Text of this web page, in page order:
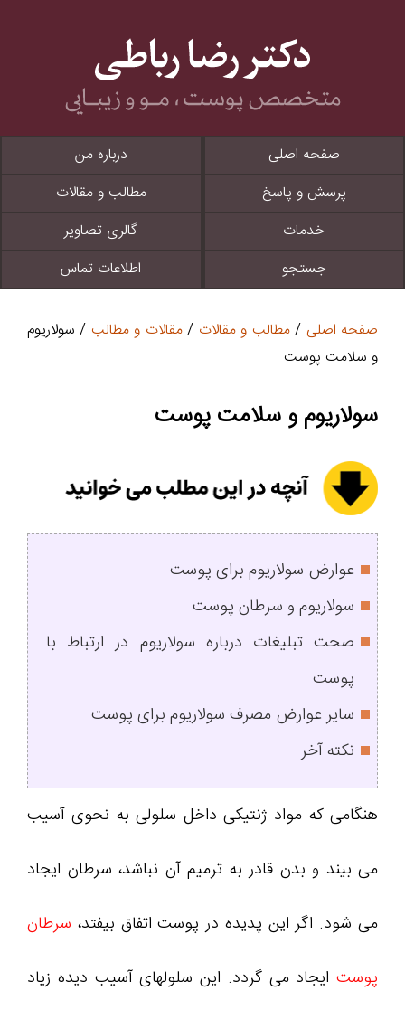
صفحه اصلی
درباره من
پرسش و پاسخ
مطالب و مقالات
خدمات
گالری تصاویر
جستجو
اطلاعات تماس
صفحه اصلی /مطالب و مقالات /مقالات و مطالب / سولاریوم
و سلامت پوست
سولاریوم و سلامت پوست
عوارض سولاریوم برای پوست
سولاریوم و سرطان پوست
صحت تبلیغات درباره سولاریوم در ارتباط با
پوست
سایر عوارض مصرف سولاریوم برای پوست
نکته آخر
هنگامی که مواد ژنتیکی داخل سلولی به نحوی آسیب
می بیند و بدن قادر به ترمیم آن نباشد، سرطان ایجاد
می شود. اگر این پدیده در پوست اتفاق بیفتد، سرطان
پوست ایجاد می گردد. این سلولهای آسیب دیده زیاد